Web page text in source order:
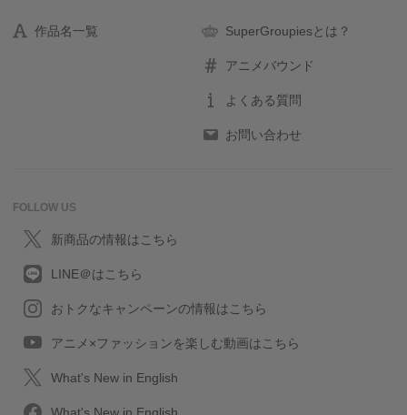
作品名一覧 SuperGroupiesとは？
アニメバウンド
よくある質問
お問い合わせ
FOLLOW US
新商品の情報はこちら
LINE＠はこちら
おトクなキャンペーンの情報はこちら
アニメ×ファッションを楽しむ動画はこちら
What's New in English